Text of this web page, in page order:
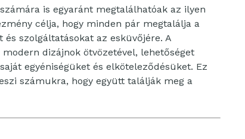
is egyaránt megtalálhatóak az ilyen
célja, hogy minden pár megtalálja a
szolgáltatásokat az esküvőjére. A
dizájnok ötvözetével, lehetőséget
egyéniségüket és elköteleződésüket. Ez
számukra, hogy együtt találják meg a